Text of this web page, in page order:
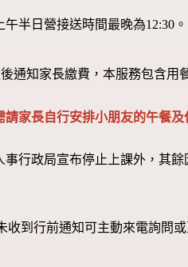
半日營接送時間最晚為12:30。
通知家長繳費，本服務包含用
家長自行安排小朋友的午餐
行政局宣布停止上課外，其餘
到行前通知可主動來電詢問